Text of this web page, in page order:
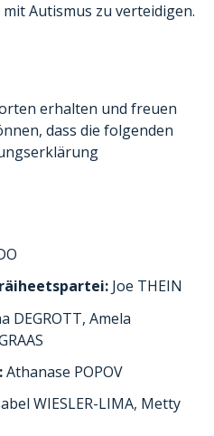
Autismus zu verteidigen.
erhalten und freuen
dass die folgenden
Joe THEIN
DEGROTT, Amela
Athanase POPOV
WIESLER-LIMA, Metty